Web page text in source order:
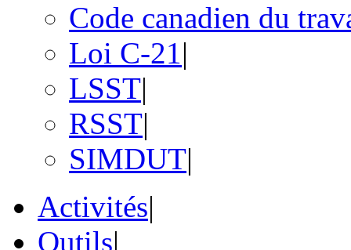
Code canadien du
Loi C-21|
LSST|
RSST|
SIMDUT|
Activités|
Outils|